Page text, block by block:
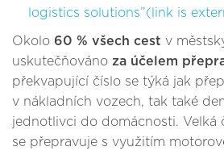
logistics solutions”(link is
Okolo 60 % všech cest v
uskutečňováno za účelem
překvapující číslo se týká jak
v nákladních vozech, tak také
jednotlivci do domácnosti. Velká
se přepravuje s využitím